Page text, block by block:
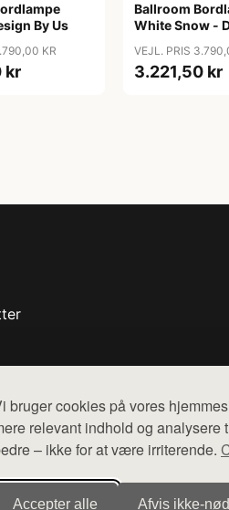
bruger cookies på vores
relevant indhold og analysere
– ikke for at være irriterende.
Accepter alle Afvis
By Us
KR
kr
Ballroom
White Snow -
VEJL. PRIS
3.221,50 kr
webshops. Der sælges ikke